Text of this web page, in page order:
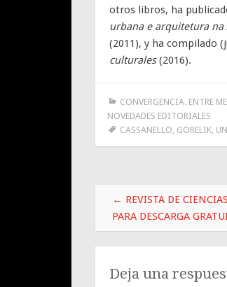
otros libros, ha
urbana e arquitetura na
(2011), y ha compilado
culturales(2016).
CONVERGENCIA. ENTRE
NOVEDADES EDITORIALES
CASSANELLO GORELIK,
Post
navigation
← REVISTA DE
PARA DESCARGA
Deja una